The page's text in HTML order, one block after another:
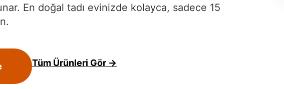
En doğal tadı evinizde kolayca, sadece 15
Tüm Ürünleri Gör →